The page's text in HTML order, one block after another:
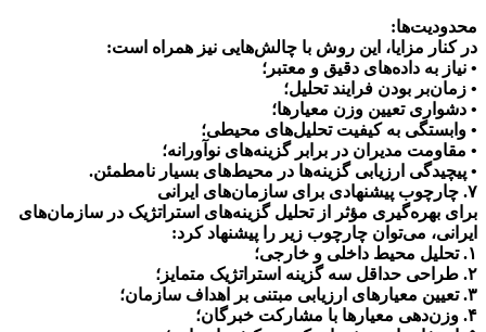
محدودیت‌ها:
در کنار مزایا، این روش با چالش‌هایی نیز همراه است:
• نیاز به داده‌های دقیق و معتبر؛
• زمان‌بر بودن فرایند تحلیل؛
• دشواری تعیین وزن معیارها؛
• وابستگی به کیفیت تحلیل‌های محیطی؛
• مقاومت مدیران در برابر گزینه‌های نوآورانه؛
• پیچیدگی ارزیابی گزینه‌ها در محیط‌های بسیار نامطمئن.
۷. چارچوب پیشنهادی برای سازمان‌های ایرانی
برای بهره‌گیری مؤثر از تحلیل گزینه‌های استراتژیک در سازمان‌های
ایرانی، می‌توان چارچوب زیر را پیشنهاد کرد:
۱. تحلیل محیط داخلی و خارجی؛
۲. طراحی حداقل سه گزینه استراتژیک متمایز؛
۳. تعیین معیارهای ارزیابی مبتنی بر اهداف سازمان؛
۴. وزن‌دهی معیارها با مشارکت خبرگان؛